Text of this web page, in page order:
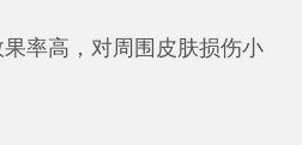
率高，对周围皮肤损伤小